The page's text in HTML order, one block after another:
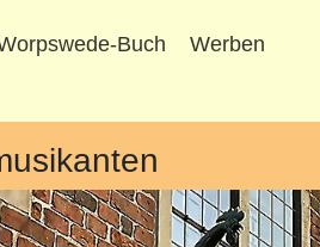
Buch
Werben